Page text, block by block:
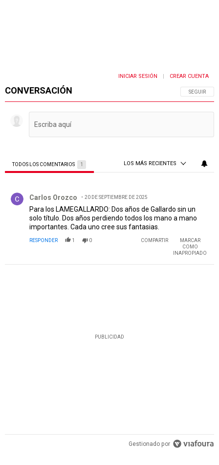
CONVERSACIÓN SIGA ESTA
SEGUIR
INICIAR SESIÓN CREAR CUENTA
TODOS LOS COMENTARIOS 1 LOS MÁS RECIENTES
Carlos Orozco 20 DE SEPTIEMBRE DE 2025
Para los LAMEGALLARDO: Dos años de Gallardo sin un
solo título. Dos años perdiendo todos los mano a mano
importantes. Cada uno cree sus fantasias.
RESPONDER 1 0 COMPARTIR
MARCAR
COMO
INAPROPIADO
PUBLICIDAD
Gestionado por